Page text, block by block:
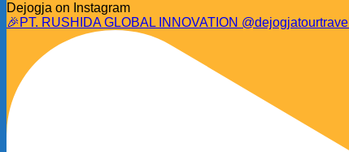
Dejogja on Instagram
🎉PT. RUSHIDA GLOBAL INNOVATION @dejogjatourtravel